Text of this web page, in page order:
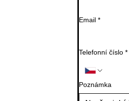
Email *
Telefonní číslo *
Poznámka